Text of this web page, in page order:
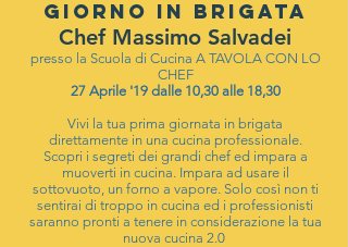
GIORNO IN BRIGATA
Chef Massimo Salvadei
presso la Scuola di Cucina A TAVOLA CON LO
CHEF
27 Aprile '19 dalle 10,30 alle 18,30
Vivi la tua prima giornata in brigata
direttamente in una cucina professionale.
Scopri i segreti dei grandi chef ed impara a
muoverti in cucina. Impara ad usare il
sottovuoto, un forno a vapore. Solo così non ti
sentirai di troppo in cucina ed i professionisti
saranno pronti a tenere in considerazione la tua
nuova cucina 2.0